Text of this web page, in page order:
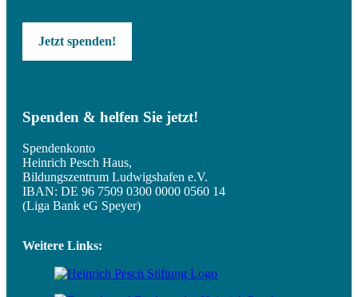
Jetzt spenden!
Spenden & helfen Sie jetzt!
Spendenkonto
Heinrich Pesch Haus,
Bildungszentrum Ludwigshafen e.V.
IBAN: DE 96 7509 0300 0000 0560 14
(Liga Bank eG Speyer)
Weitere Links: